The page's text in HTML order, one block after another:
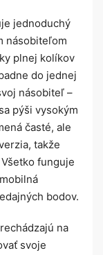
jednoduchý
násobiteľom
plnej kolíkov
do jednej
násobiteľ –
pýši vysokým
časté, ale
takže
funguje
bodov.
na
svoje